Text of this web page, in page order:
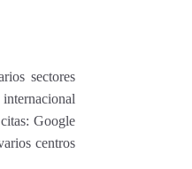
sectores
Google
centros